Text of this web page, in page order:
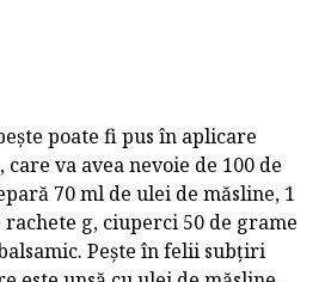
poate fi pus în aplicare
va avea nevoie de 100 de
70 ml de ulei de măsline, 1
rachete g, ciuperci 50 de grame
Pește în felii subțiri